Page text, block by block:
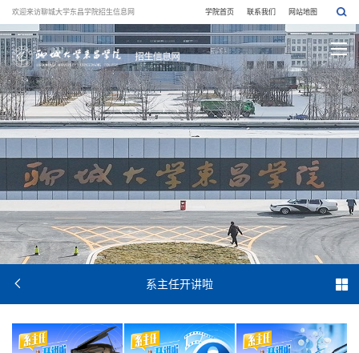
欢迎来访聊城大学东昌学院招生信息网 学院首页 联系我们 网站地图
 系主任开讲啦 